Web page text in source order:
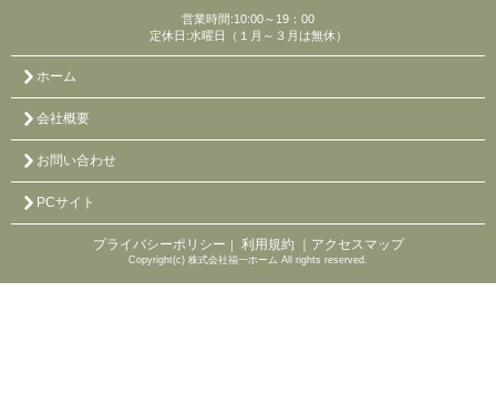
営業時間:10:00～19：00
定休日:水曜日（１月～３月は無休）
ホーム
会社概要
お問い合わせ
PCサイト
プライバシーポリシー ｜ 利用規約 ｜アクセスマップ
Copyright(c) 株式会社福一ホーム All rights reserved.